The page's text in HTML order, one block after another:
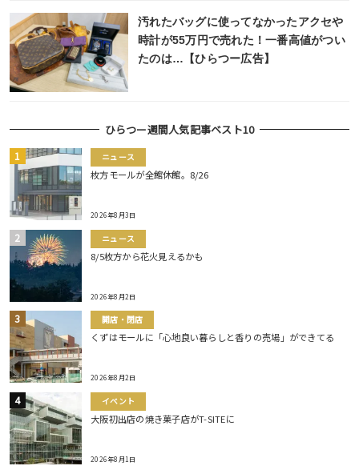
汚れたバッグに使ってなかったアクセや
時計が55万円で売れた！一番高値がつい
たのは…【ひらつー広告】
ひらつー週間人気記事ベスト10
ニュース
枚方モールが全館休館。8/26
2026年8月3日
ニュース
8/5枚方から花火見えるかも
2026年8月2日
開店・閉店
くずはモールに「心地良い暮らしと香りの売場」ができてる
2026年8月2日
イベント
大阪初出店の焼き菓子店がT-SITEに
2026年8月1日